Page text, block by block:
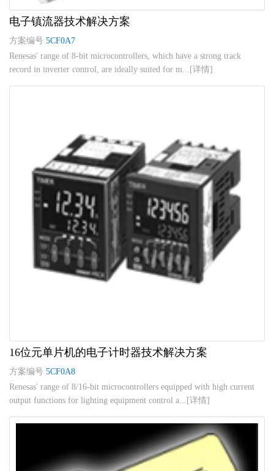
电子镇流器技术解决方案
方案编号 5CF0A7
Renesas' range of 8-bit microcontrollers, which have a strong track
record in inverter control, are ideally suited for m...[详情]
16位元单片机的电子计时器技术解决方案
方案编号 5CF0A8
Renesas' range of 8/16-bit microcontrollers equipped with high current
output functions for lighting equipment control a...[详情]